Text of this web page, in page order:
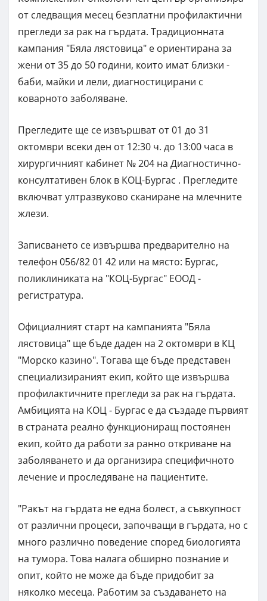
от следващия месец безплатни профилактични
прегледи за рак на гърдата. Традиционната
кампания "Бяла лястовица" е ориентирана за
жени от 35 до 50 години, които имат близки -
баби, майки и лели, диагностицирани с
коварното заболяване.
Прегледите ще се извършват от 01 до 31
октомври всеки ден от 12:30 ч. до 13:00 часа в
хирургичният кабинет № 204 на Диагностично-
консултативен блок в КОЦ-Бургас . Прегледите
включват ултразвуково сканиране на млечните
жлези.
Записването се извършва предварително на
телефон 056/82 01 42 или на място: Бургас,
поликлиниката на "КОЦ-Бургас" ЕООД -
регистратура.
Официалният старт на кампанията "Бяла
лястовица" ще бъде даден на 2 октомври в КЦ
"Морско казино". Тогава ще бъде представен
специализираният екип, който ще извършва
профилактичните прегледи за рак на гърдата.
Амбицията на КОЦ - Бургас е да създаде първият
в страната реално функциониращ постоянен
екип, който да работи за ранно откриване на
заболяването и да организира специфичното
лечение и проследяване на пациентите.
"Ракът на гърдата не една болест, а съвкупност
от различни процеси, започващи в гърдата, но с
много различно поведение според биологията
на тумора. Това налага обширно познание и
опит, който не може да бъде придобит за
няколко месеца. Работим за създаването на